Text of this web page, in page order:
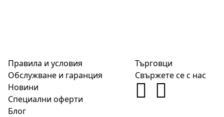
Правила и условия
Обслужване и гаранция
Новини
Специални оферти
Блог
Търговци
Свържете се с нас